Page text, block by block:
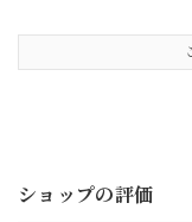
ショップの評価